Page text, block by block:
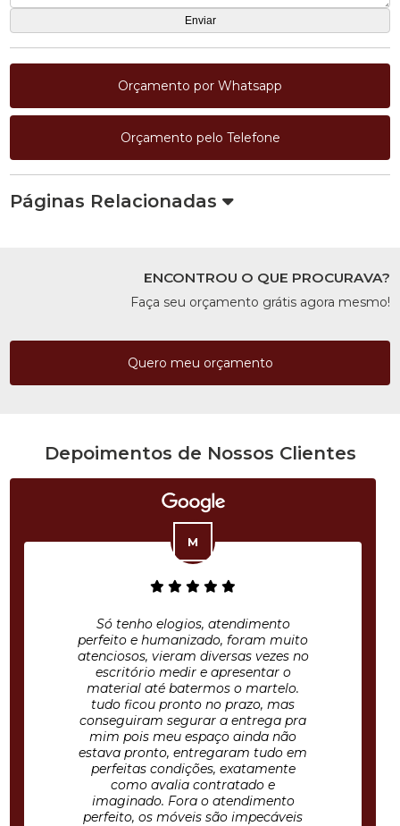
Orçamento por Whatsapp
Orçamento pelo Telefone
Páginas Relacionadas
ENCONTROU O QUE PROCURAVA?
Faça seu orçamento grátis agora mesmo!
Quero meu orçamento
Depoimentos de Nossos Clientes
Só tenho elogios, atendimento
perfeito e humanizado, foram muito
atenciosos, vieram diversas vezes no
escritório medir e apresentar o
material até batermos o martelo.
tudo ficou pronto no prazo, mas
conseguiram segurar a entrega pra
mim pois meu espaço ainda não
estava pronto, entregaram tudo em
perfeitas condições, exatamente
como avalia contratado e
imaginado. Fora o atendimento
perfeito, os móveis são impecáveis